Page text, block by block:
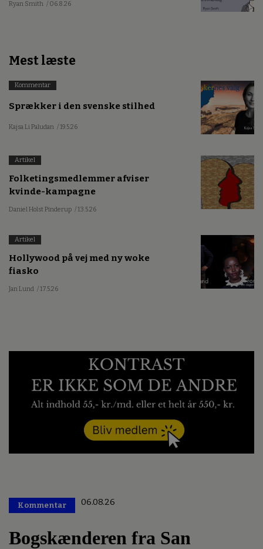
Ryan Smith / 06.8.26
Mest læste
Kommentar
Sprækker i den svenske stilhed
Kajsa Li Paludan / 19.5.26
Artikel
Folketingsmedlemmer afviser
kvinde-kampagne
Daniel Holst Pinderup / 13.5.26
Artikel
Hollywood på vej med ny woke
fiasko
Jan Lund / 17.5.26
Kommentar 06.08.26
Bogskænderen fra San